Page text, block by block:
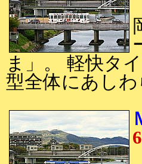
ま」。 軽快タ
型全体にあし